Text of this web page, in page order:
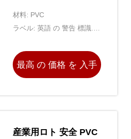
ックアウト 防水 隔離
タグ
材料: PVC
ラベル: 英語 の 警告 標識.個
最高 の 価格 を 入手
産業用ロト 安全 PVC